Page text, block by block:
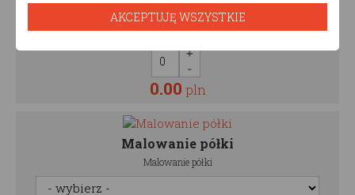
0.00 pln
Malowanie półki
Malowanie półki
AKCEPTUJĘ WSZYSTKIE